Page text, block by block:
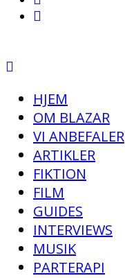
HJEM
OM BLAZAR
VI ANBEFALER
ARTIKLER
FIKTION
FILM
GUIDES
INTERVIEWS
MUSIK
PARTERAPI